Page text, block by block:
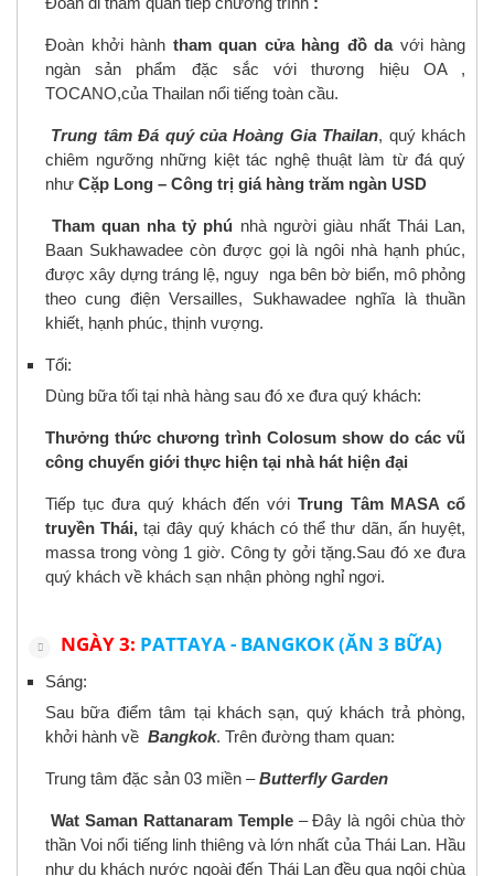
Đoàn khởi hành tham quan cửa hàng đồ davới hàng
ngàn sản phẩm đặc sắc với thương hiệu OA ,
TOCANO,của Thailan nổi tiếng toàn cầu.
Trung tâm Đá quý của Hoàng Gia Thailan, quý khách
chiêm ngưỡng những kiệt tác nghệ thuật làm từ đá quý
như Cặp Long – Công trị giá hàng trăm ngàn USD
Tham quan nha tỷ phú nhà người giàu nhất Thái Lan,
Baan Sukhawadee còn được gọi là ngôi nhà hạnh phúc,
được xây dựng tráng lệ, nguy nga bên bờ biển, mô phỏng
theo cung điện Versailles, Sukhawadee nghĩa là thuần
khiết, hạnh phúc, thịnh vượng.
Tối:
Dùng bữa tối tại nhà hàng sau đó xe đưa quý khách:
Thưởng thức chương trình Colosum show do các vũ
công chuyển giới thực hiện tại nhà hát hiện đại
Tiếp tục đưa quý khách đến với Trung Tâm MASA cổ
truyền Thái, tại đây quý khách có thể thư dãn, ấn huyệt,
massa trong vòng 1 giờ. Công ty gởi tặng.Sau đó xe đưa
quý khách về khách sạn nhận phòng nghỉ ngơi.
NGÀY 3: PATTAYA - BANGKOK (ĂN 3 BỮA)
Sáng:
Sau bữa điểm tâm tại khách sạn, quý khách trả phòng,
khởi hành về Bangkok. Trên đường tham quan:
Trung tâm đặc sản 03 miền –Butterfly Garden
Wat Saman Rattanaram Temple– Đây là ngôi chùa thờ
thần Voi nổi tiếng linh thiêng và lớn nhất của Thái Lan. Hầu
như du khách nước ngoài đến Thái Lan đều qua ngôi chùa